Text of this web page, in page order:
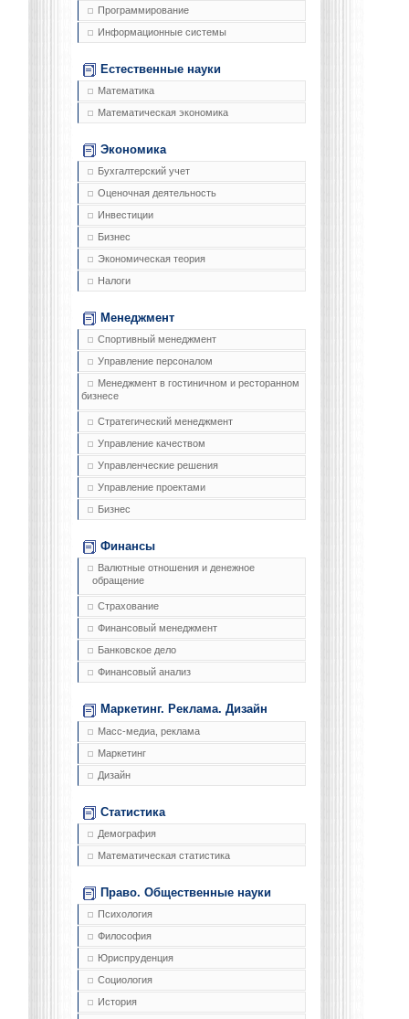
Программирование
Информационные системы
Естественные науки
Математика
Математическая экономика
Экономика
Бухгалтерский учет
Оценочная деятельность
Инвестиции
Бизнес
Экономическая теория
Налоги
Менеджмент
Спортивный менеджмент
Управление персоналом
Менеджмент в гостиничном и ресторанном
бизнесе
Стратегический менеджмент
Управление качеством
Управленческие решения
Управление проектами
Бизнес
Финансы
Валютные отношения и денежное
обращение
Страхование
Финансовый менеджмент
Банковское дело
Финансовый анализ
Маркетинг. Реклама. Дизайн
Масс-медиа, реклама
Маркетинг
Дизайн
Статистика
Демография
Математическая статистика
Право. Общественные науки
Психология
Философия
Юриспруденция
Социология
История